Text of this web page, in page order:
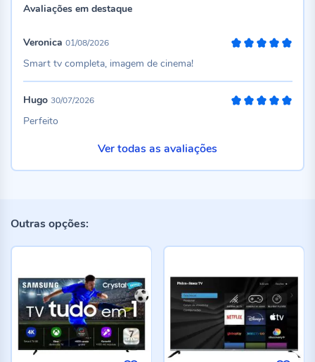
Avaliações em destaque
Veronica 01/08/2026
Smart tv completa, imagem de cinema!
Hugo 30/07/2026
Perfeito
Ver todas as avaliações
Outras opções: